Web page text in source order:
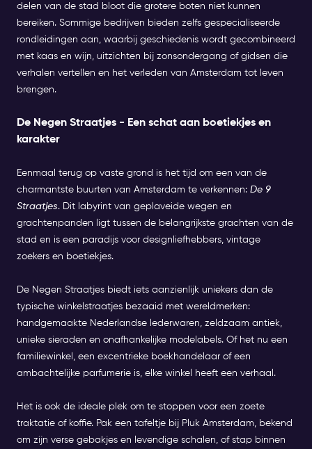
delen van de stad bloot die grotere boten niet kunnen
bereiken. Sommige bedrijven bieden zelfs gespecialiseerde
rondleidingen aan, waarbij geschiedenis wordt gecombineerd
met kaas en wijn, uitzichten bij zonsondergang of gidsen die
verhalen vertellen en het verleden van Amsterdam tot leven
brengen.
De Negen Straatjes - Een schat aan boetiekjes en
karakter
Eenmaal terug op vaste grond is het tijd om een van de
charmantste buurten van Amsterdam te verkennen: De 9
Straatjes. Dit labyrint van geplaveide wegen en
grachtenpanden ligt tussen de belangrijkste grachten van de
stad en is een paradijs voor designliefhebbers, vintage
zoekers en boetiekjes.
De Negen Straatjes biedt iets aanzienlijk uniekers dan de
typische winkelstraatjes bezaaid met wereldmerken:
handgemaakte Nederlandse lederwaren, zeldzaam antiek,
unieke sieraden en onafhankelijke modelabels. Of het nu een
familiewinkel, een excentrieke boekhandelaar of een
ambachtelijke parfumerie is, elke winkel heeft een verhaal.
Het is ook de ideale plek om te stoppen voor een zoete
traktatie of koffie. Pak een tafeltje bij Pluk Amsterdam, bekend
om zijn verse gebakjes en levendige schalen, of stap binnen